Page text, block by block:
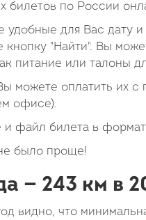
билетов по России
для Вас дату
кнопку "Найти". Вы
питание или талоны
можете оплатить их
офисе).
файл билета в
было проще!
— 243 км в
видно, что